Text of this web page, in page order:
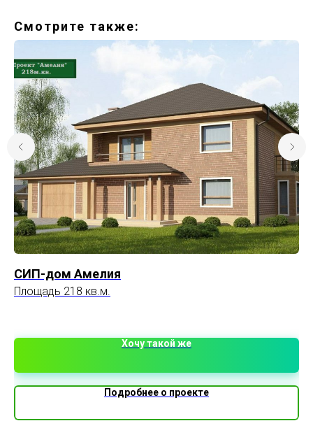
Смотрите также:
СИП-дом Амелия
Площадь 218 кв.м.
Хочу такой же
Подробнее о проекте